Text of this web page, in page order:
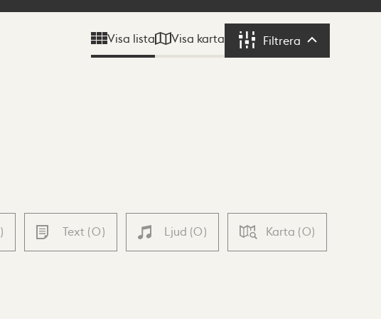
Visa lista Visa karta Filtrera Filtrera
) Text (0) Ljud (0) Karta (0)